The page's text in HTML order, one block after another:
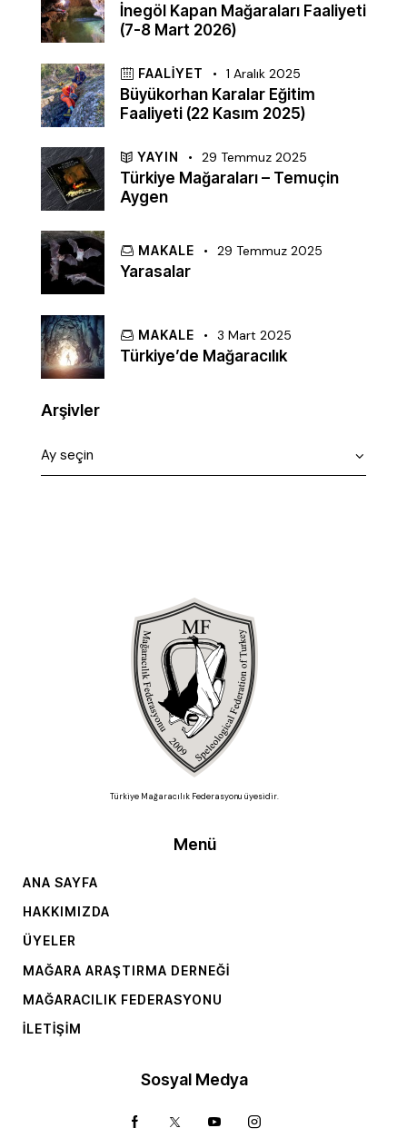
İnegöl Kapan Mağaraları Faaliyeti
(7-8 Mart 2026)
FAALIYET 1 Aralık 2025
Büyükorhan Karalar Eğitim
Faaliyeti (22 Kasım 2025)
YAYIN 29 Temmuz 2025
Türkiye Mağaraları – Temuçin
Aygen
MAKALE 29 Temmuz 2025
Yarasalar
MAKALE 3 Mart 2025
Türkiye’de Mağaracılık
Arşivler
Türkiye Mağaracılık Federasyonu üyesidir.
Menü
ANA SAYFA
HAKKIMIZDA
ÜYELER
MAĞARA ARAŞTIRMA DERNEĞI
MAĞARACILIK FEDERASYONU
İLETIŞIM
Sosyal Medya